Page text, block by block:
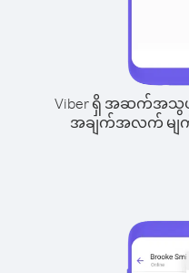
Viber ရှိ အဆက်အသွ
အချက်အလက် မျက်နှ